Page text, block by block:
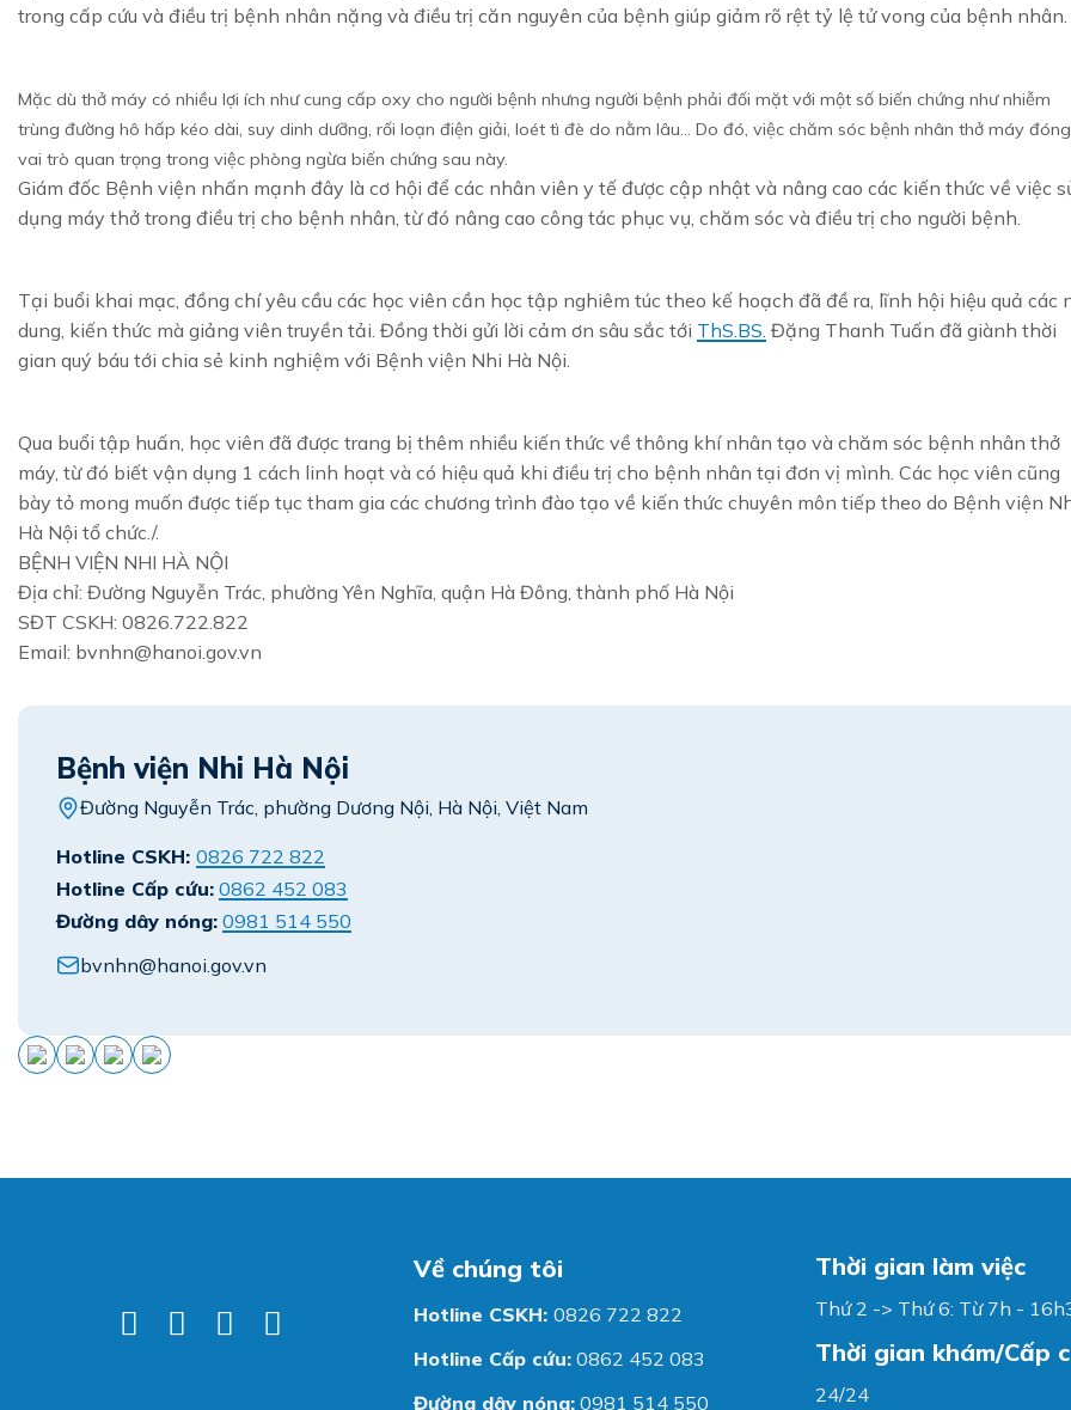
trong cấp cứu và điều trị bệnh nhân nặng và điều trị căn nguyên của bệnh giúp giảm rõ rệt tỷ lệ tử vong của bệnh nhân.
Mặc dù thở máy có nhiều lợi ích như cung cấp oxy cho người bệnh nhưng người bệnh phải đối mặt với một số biến chứng như nhiễm
trùng đường hô hấp kéo dài, suy dinh dưỡng, rối loạn điện giải, loét tì đè do nằm lâu… Do đó, việc chăm sóc bệnh nhân thở máy đóng
vai trò quan trọng trong việc phòng ngừa biến chứng sau này.
Giám đốc Bệnh viện nhấn mạnh đây là cơ hội để các nhân viên y tế được cập nhật và nâng cao các kiến thức về việc
dụng máy thở trong điều trị cho bệnh nhân, từ đó nâng cao công tác phục vụ, chăm sóc và điều trị cho người bệnh.
Tại buổi khai mạc, đồng chí yêu cầu các học viên cần học tập nghiêm túc theo kế hoạch đã đề ra, lĩnh hội hiệu quả các
dung, kiến thức mà giảng viên truyền tải. Đồng thời gửi lời cảm ơn sâu sắc tới ThS.BS. Đặng Thanh Tuấn đã giành thời
gian quý báu tới chia sẻ kinh nghiệm với Bệnh viện Nhi Hà Nội.
Qua buổi tập huấn, học viên đã được trang bị thêm nhiều kiến thức về thông khí nhân tạo và chăm sóc bệnh nhân thở
máy, từ đó biết vận dụng 1 cách linh hoạt và có hiệu quả khi điều trị cho bệnh nhân tại đơn vị mình. Các học viên cũng
bày tỏ mong muốn được tiếp tục tham gia các chương trình đào tạo về kiến thức chuyên môn tiếp theo do Bệnh viện
Hà Nội tổ chức./.
BỆNH VIỆN NHI HÀ NỘI
Địa chỉ: Đường Nguyễn Trác, phường Yên Nghĩa, quận Hà Đông, thành phố Hà Nội
SĐT CSKH: 0826.722.822
Email: bvnhn@hanoi.gov.vn
Bệnh viện Nhi Hà Nội
Đường Nguyễn Trác, phường Dương Nội, Hà Nội, Việt Nam
Hotline CSKH: 0826 722 822
Hotline Cấp cứu: 0862 452 083
Đường dây nóng: 0981 514 550
bvnhn@hanoi.gov.vn
Về chúng tôi
Hotline CSKH: 0826 722 822
Hotline Cấp cứu: 0862 452 083
Đường dây nóng: 0981 514 550
Thời gian làm việc
Thứ 2 -> Thứ 6: Từ 7h -
Thời gian khám/Cấp
24/24